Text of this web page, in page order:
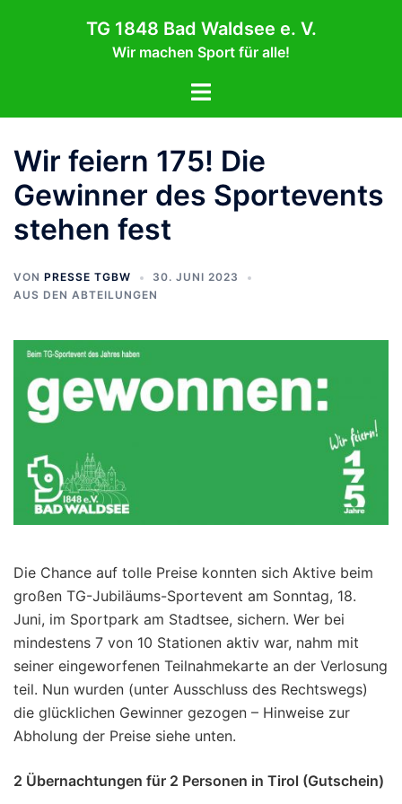
TG 1848 Bad Waldsee e. V.
Wir machen Sport für alle!
Menü
Wir feiern 175! Die
Gewinner des Sportevents
stehen fest
VON PRESSE TGBW
30. JUNI 2023
AUS DEN ABTEILUNGEN
Die Chance auf tolle Preise konnten sich Aktive beim
großen TG-Jubiläums-Sportevent am Sonntag, 18.
Juni, im Sportpark am Stadtsee, sichern. Wer bei
mindestens 7 von 10 Stationen aktiv war, nahm mit
seiner eingeworfenen Teilnahmekarte an der Verlosung
teil. Nun wurden (unter Ausschluss des Rechtswegs)
die glücklichen Gewinner gezogen – Hinweise zur
Abholung der Preise siehe unten.
2 Übernachtungen für 2 Personen in Tirol (Gutschein)